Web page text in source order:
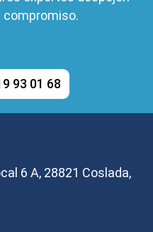
compromiso.
93 01 68
6 A, 28821 Coslada,